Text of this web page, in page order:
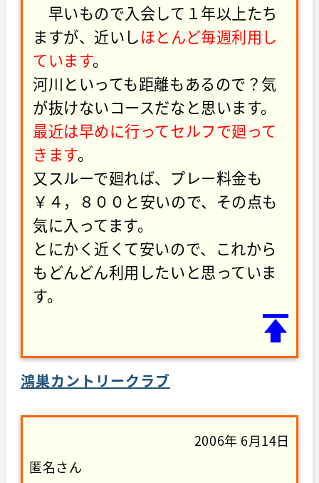
早いもので入会して１年以上たち
ますが、近いしほとんど毎週利用し
ています。
河川といっても距離もあるので？気
が抜けないコースだなと思います。
最近は早めに行ってセルフで廻って
きます。
又スルーで廻れば、プレー料金も
￥４，８００と安いので、その点も
気に入ってます。
とにかく近くて安いので、これから
もどんどん利用したいと思っていま
す。
鴻巣カントリークラブ
2006年 6月14日
匿名さん